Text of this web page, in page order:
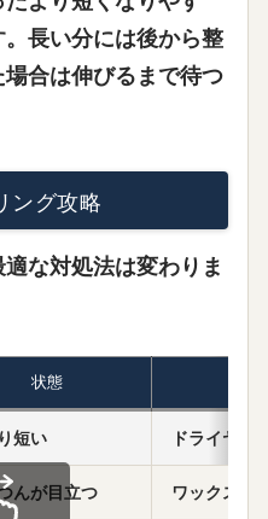
長い分には後から整
合は伸びるまで待つ
ング攻略
な対処法は変わりま
状態
短い ドライヤー
んが目立つ ワックスで